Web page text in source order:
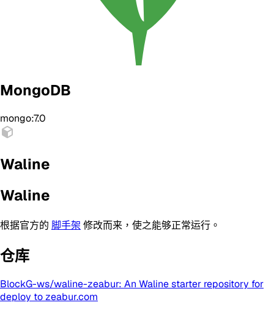
MongoDB
mongo:7.0
Waline
Waline
根据官方的 脚手架 修改而来，使之能够正常运行。
仓库
BlockG-ws/waline-zeabur: An Waline starter repository for
deploy to zeabur.com